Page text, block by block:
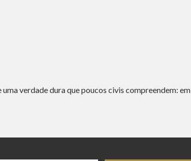
verdade dura que poucos civis compreendem: em